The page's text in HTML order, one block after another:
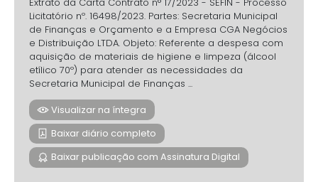
Extrato da Carta Contrato n° 17/2023 - SEFIN - Processo
Licitatório nº. 16498/2023. Partes: Secretaria Municipal
de Finanças e Orçamento e a Empresa CGA Negócios
e Distribuição LTDA. Objeto: Referente a despesa com
aquisição de materiais de higiene e limpeza (álcool
etílico 70º) para atender as necessidades da
Secretaria Municipal de Finanças ...
Visualizar na íntegra
Baixar diário completo
Baixar publicação com Assinatura Digital